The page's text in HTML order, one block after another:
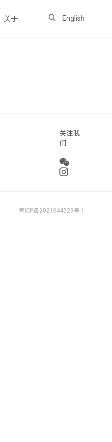
关于 English
关注我
们
粤ICP备2021044523号-1